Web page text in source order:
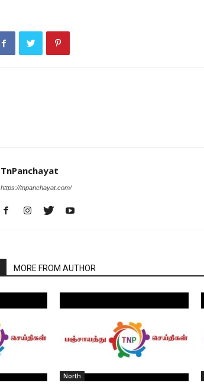
TnPanchayat
https://tnpanchayat.com/
MORE FROM AUTHOR
North